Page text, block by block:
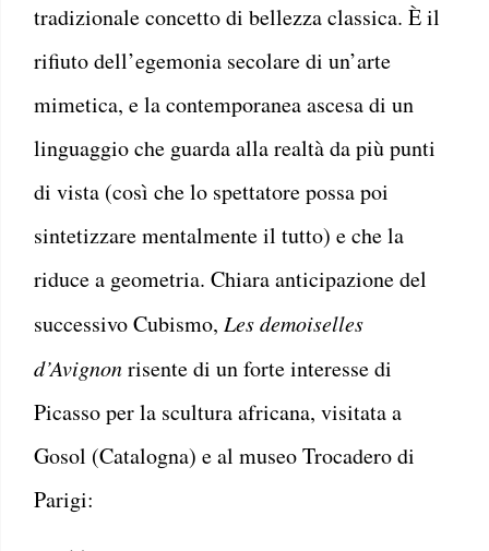
tradizionale concetto di bellezza classica. È il
rifiuto dell’egemonia secolare di un’arte
mimetica, e la contemporanea ascesa di un
linguaggio che guarda alla realtà da più punti
di vista (così che lo spettatore possa poi
sintetizzare mentalmente il tutto) e che la
riduce a geometria. Chiara anticipazione del
successivo Cubismo, Les demoiselles
d’Avignonrisente di un forte interesse di
Picasso per la scultura africana, visitata a
Gosol (Catalogna) e al museo Trocadero di
Parigi: